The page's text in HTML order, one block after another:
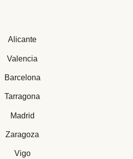
Alicante
Valencia
Barcelona
Tarragona
Madrid
Zaragoza
Vigo